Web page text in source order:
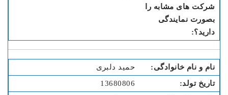
حمید دلبری
13680806